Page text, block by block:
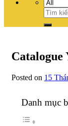
Tìm
kiếm:
Catalogue
Posted on 15
Danh mục